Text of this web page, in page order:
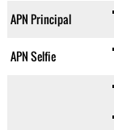
APN Principal
APN Selfie